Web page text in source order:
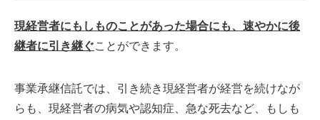
現経営者にもしものことがあった場合にも、 速やかに後
継者に引 き継ぐことができます。
事業承継信託では、引き続き現経営者が経営を続けなが
らも、 現経営者の病気や認知症、急な死去など、
もしも